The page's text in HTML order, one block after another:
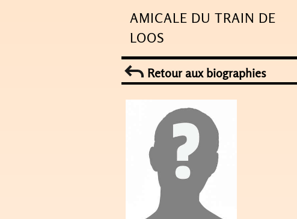
to
content
AMICALE DU TRAIN DE
LOOS
Retour aux biographies